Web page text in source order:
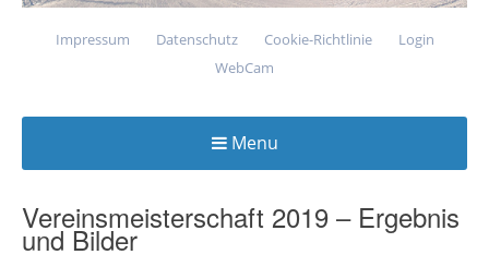
Impressum Datenschutz Cookie-Richtlinie
Login
WebCam
Menu
to
content
Vereinsmeisterschaft 2019 – Ergebnis
und Bilder